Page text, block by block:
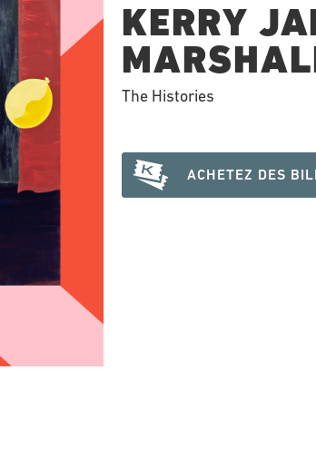
KERRY
The Histories
ACHETEZ DES